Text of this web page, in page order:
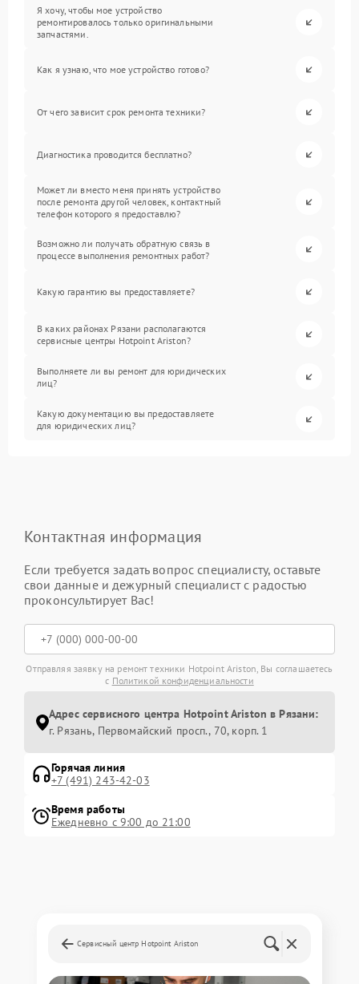
Я хочу, чтобы мое устройство
ремонтировалось только оригинальными
запчастями.
Как я узнаю, что мое устройство готово?
От чего зависит срок ремонта техники?
Диагностика проводится бесплатно?
Может ли вместо меня принять устройство
после ремонта другой человек, контактный
телефон которого я предоставлю?
Возможно ли получать обратную связь в
процессе выполнения ремонтных работ?
Какую гарантию вы предоставляете?
В каких районах Рязани располагаются
сервисные центры Hotpoint Ariston?
Выполняете ли вы ремонт для юридических
лиц?
Какую документацию вы предоставляете
для юридических лиц?
Контактная информация
Если требуется задать вопрос специалисту, оставьте
свои данные и дежурный специалист с радостью
проконсультирует Вас!
Отправляя заявку на ремонт техники Hotpoint Ariston, Вы соглашаетесь
с Политикой конфиденциальности
Адрес сервисного центра Hotpoint Ariston в Рязани:
г. Рязань, Первомайский просп., 70, корп. 1
Горячая линия
+7 (491) 243-42-03
Время работы
Ежедневно с 9:00 до 21:00
Сервисный центр Hotpoint Ariston